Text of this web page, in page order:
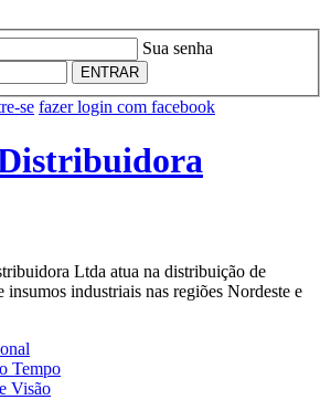
Sua senha
ENTRAR
se fazer login com facebook
Ltda atua na distribuição de
insumos industriais nas regiões Nordeste e
Tempo
Visão